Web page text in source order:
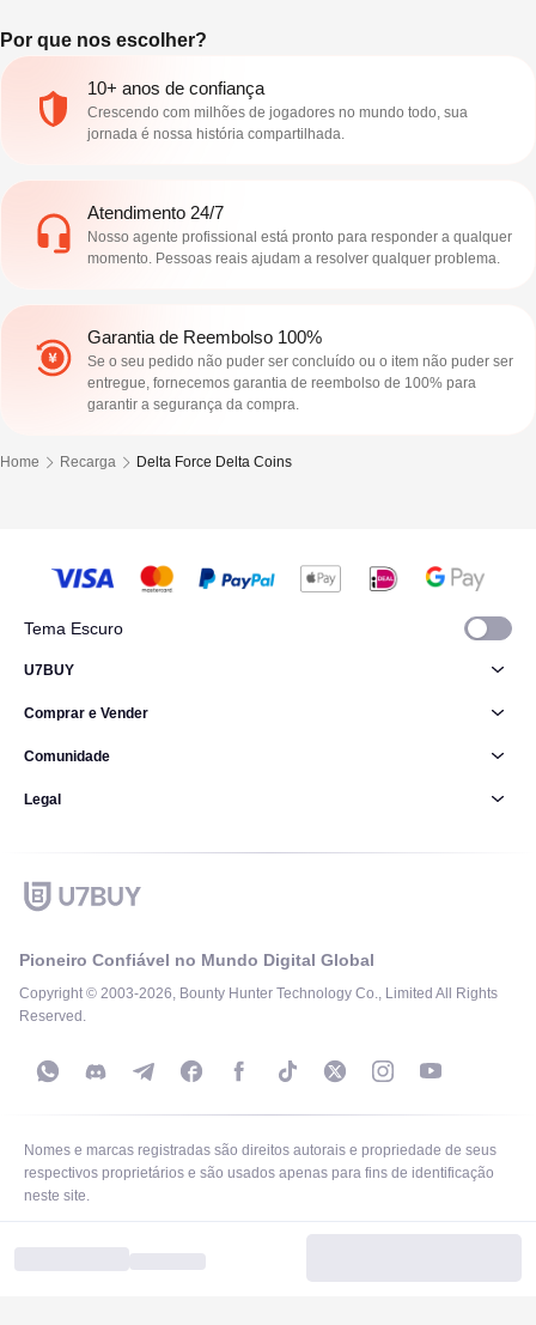
equilíbrio competitivo, estratégias
realmente desequilibrada na
Temporada 8.
Por que nos escolher?
10+ anos de confiança
Crescendo com milhões de jogadores no mundo todo, sua
jornada é nossa história compartilhada.
Atendimento 24/7
Nosso agente profissional está pronto para responder a qualquer
momento. Pessoas reais ajudam a resolver qualquer problema.
Garantia de Reembolso 100%
Se o seu pedido não puder ser concluído ou o item não puder ser
entregue, fornecemos garantia de reembolso de 100% para
garantir a segurança da compra.
Home Recarga Delta Force Delta Coins
Tema Escuro
Pioneiro Confiável no Mundo Digital Global
Copyright © 2003-2026, Bounty Hunter Technology Co., Limited All Rights
Reserved.
U7BUY
Comprar e Vender
Comunidade
Legal
Nomes e marcas registradas são direitos autorais e propriedade de seus
respectivos proprietários e são usados apenas para fins de identificação
neste site.